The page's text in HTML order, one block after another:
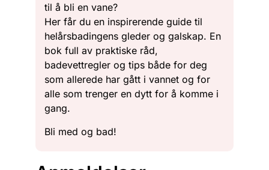
til å bli en vane?
Her får du en inspirerende guide til
helårsbadingens gleder og galskap. En
bok full av praktiske råd,
badevettregler og tips både for deg
som allerede har gått i vannet og for
alle som trenger en dytt for å komme i
gang.
Bli med og bad!